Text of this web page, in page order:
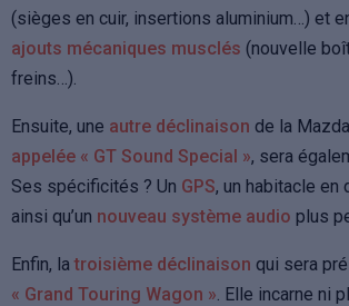
(sièges en cuir, insertions aluminium…) et
ajouts mécaniques musclés (nouvelle
freins…).
Ensuite, une autre déclinaison de la
appelée « GT Sound Special », sera
Ses spécificités ? Un GPS, un habitacle en
ainsi qu’un nouveau système audio plus
Enfin, latroisième déclinaison qui sera
« Grand Touring Wagon ». Elle incarne ni